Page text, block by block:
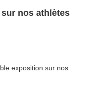
nos athlètes